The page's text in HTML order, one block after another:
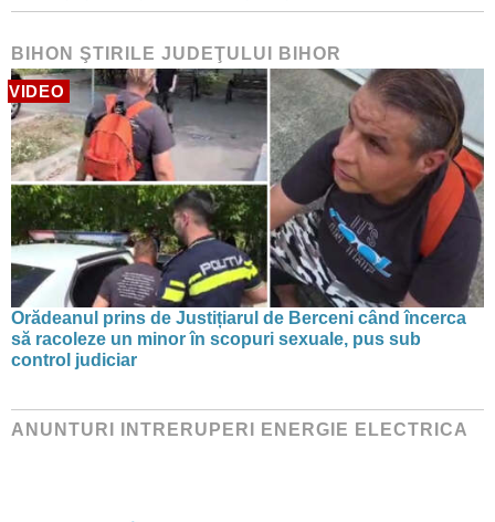
BIHON ŞTIRILE JUDEŢULUI BIHOR
VIDEO
Orădeanul prins de Justițiarul de Berceni când încerca
să racoleze un minor în scopuri sexuale, pus sub
control judiciar
ANUNTURI INTRERUPERI ENERGIE ELECTRICA